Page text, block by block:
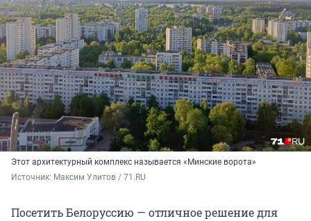
Этот архитектурный комплекс называется «Минские ворота»
Источник: Максим Улитов / 71.RU
Посетить Белоруссию — отличное решение для